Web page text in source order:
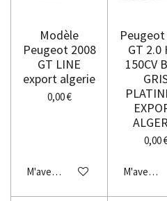
Modèle
Peugeot 2008
GT LINE
export algerie
0,00 €
M'avertir si disponible
Peugeot
GT 2.0
150CV
0,00
M'avertir